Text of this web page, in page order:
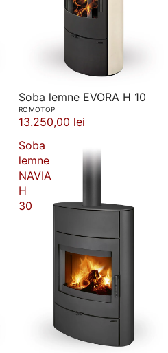
Soba lemne EVORA H 10
ROMOTOP
13.250,00 lei
Soba
lemne
NAVIA
H
30